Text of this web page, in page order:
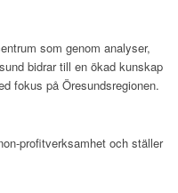
som genom analyser,
bidrar till en ökad kunskap
fokus på Öresundsregionen.
profitverksamhet och ställer